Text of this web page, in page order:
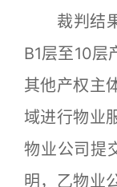
裁判结果
B1层至10层
其他产权主
域进行物业
物业公司提
明，乙物业